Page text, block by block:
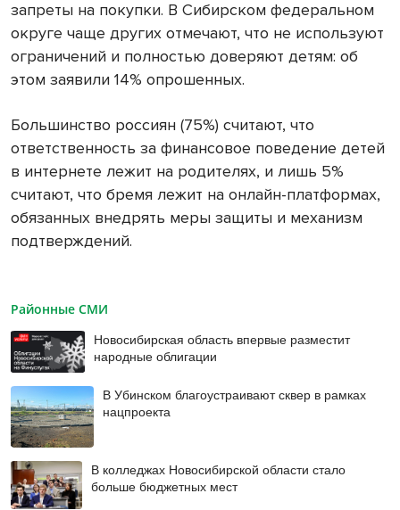
запреты на покупки. В Сибирском федеральном
округе чаще других отмечают, что не используют
ограничений и полностью доверяют детям: об
этом заявили 14% опрошенных.
Большинство россиян (75%) считают, что
ответственность за финансовое поведение детей
в интернете лежит на родителях, и лишь 5%
считают, что бремя лежит на онлайн-платформах,
обязанных внедрять меры защиты и механизм
подтверждений.
Районные СМИ
Новосибирская область впервые разместит
народные облигации
В Убинском благоустраивают сквер в рамках
нацпроекта
В колледжах Новосибирской области стало
больше бюджетных мест